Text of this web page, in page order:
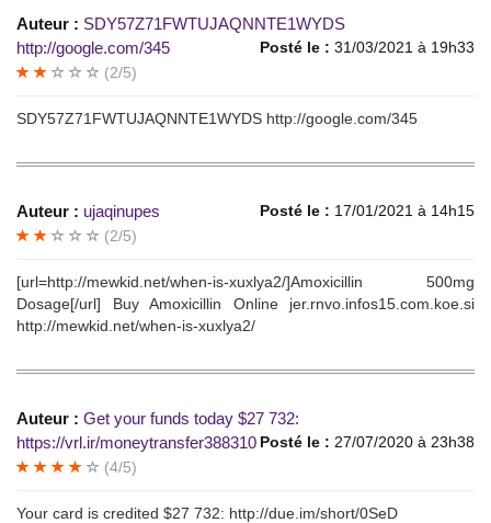
Auteur : SDY57Z71FWTUJAQNNTE1WYDS
http://google.com/345
Posté le : 31/03/2021 à 19h33
(2/5)
SDY57Z71FWTUJAQNNTE1WYDS http://google.com/345
Auteur : ujaqinupes Posté le : 17/01/2021 à 14h15
(2/5)
[url=http://mewkid.net/when-is-xuxlya2/]Amoxicillin 500mg
Dosage[/url] Buy Amoxicillin Online jer.rnvo.infos15.com.koe.si
http://mewkid.net/when-is-xuxlya2/
Auteur : Get your funds todаy $27 732:
https://vrl.ir/moneytransfer388310 Posté le : 27/07/2020 à 23h38
(4/5)
Your саrd is сrеditеd $27 732: http://due.im/short/0SeD